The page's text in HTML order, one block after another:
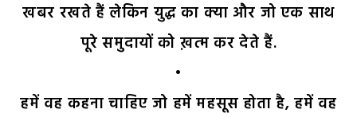
खबर रखते हैं लेकिन युद्ध का क्या और जो एक साथ
पूरे समुदायों को ख़त्म कर देते हैं.
•
हमें वह कहना चाहिए जो हमें महसूस होता है, हमें वह